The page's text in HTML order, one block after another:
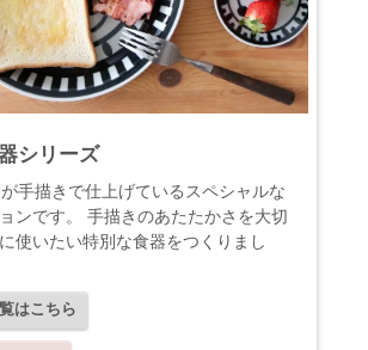
シリーズ
手描きで仕上げているスペシャルな
ンです。 手描きのあたたかさを大切
使いたい特別な食器をつくりまし
はこちら